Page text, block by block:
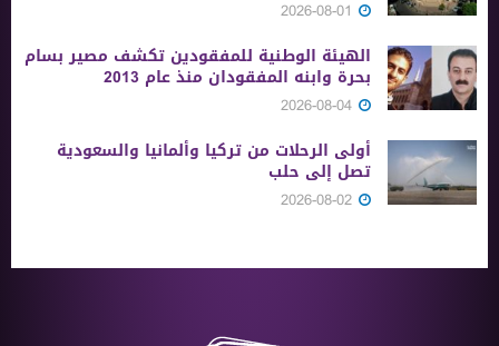
الهيئة الوطنية للمفقودين تكشف مصير بسام
بحرة وابنه المفقودان منذ عام 2013
أولى الرحلات من ‏تركيا وألمانيا والسعودية
تصل إلى حلب